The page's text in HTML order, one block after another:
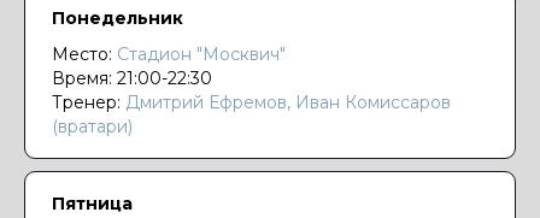
Понедельник
Место: Стадион "Москвич"
Время: 21:00-22:30
Тренер: Дмитрий Ефремов, Иван Комиссаров
(вратари)
Пятница